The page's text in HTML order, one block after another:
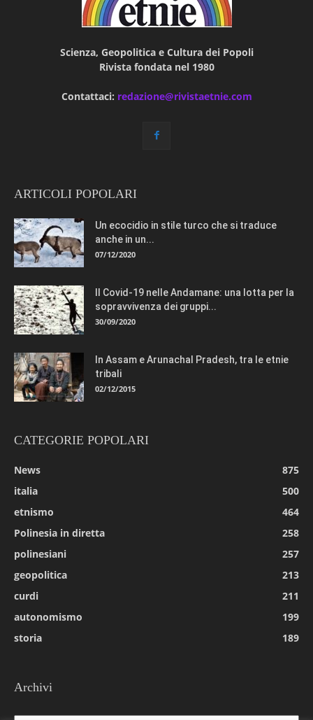
Scienza, Geopolitica e Cultura dei Popoli
Rivista fondata nel 1980
Contattaci: redazione@rivistaetnie.com
ARTICOLI POPOLARI
Un ecocidio in stile turco che si traduce
anche in un...
07/12/2020
Il Covid-19 nelle Andamane: una lotta per la
sopravvivenza dei gruppi...
30/09/2020
In Assam e Arunachal Pradesh, tra le etnie
tribali
02/12/2015
CATEGORIE POPOLARI
News
875
italia
500
etnismo
464
Polinesia in diretta
258
polinesiani
257
geopolitica
213
curdi
211
autonomismo
199
storia
189
Archivi
Archivi